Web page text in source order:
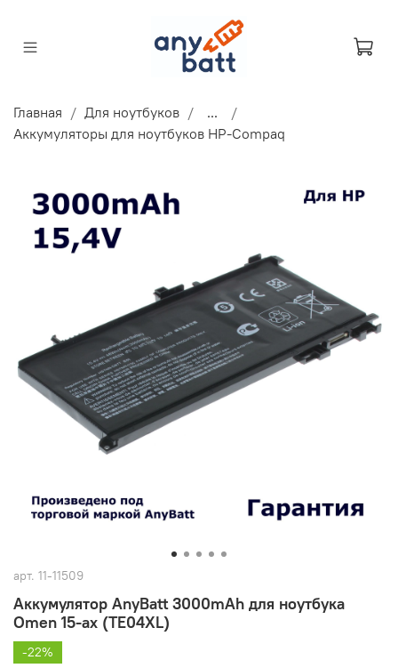
Главная Для ноутбуков
...
Аккумуляторы для ноутбуков HP-Compaq
арт. 11-11509
Аккумулятор AnyBatt 3000mAh для ноутбука
Omen 15-ax (TE04XL)
-22%